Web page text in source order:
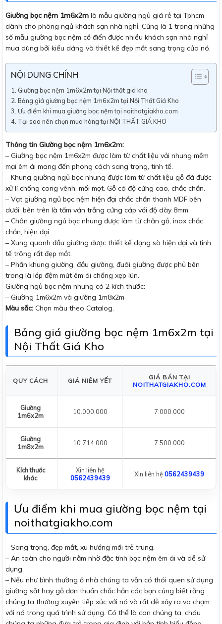
Giường bọc nệm 1m6x2m là mẫu giường ngủ giá rẻ tại Tphcm
dành cho phòng ngủ khách sạn nhà nghỉ. Cũng là 1 trong những
số mẫu giường bọc nệm cổ điển được nhiều khách sạn nhà nghỉ
mua dùng bởi kiểu dáng và thiết kế đẹp mắt sang trọng của nó.
NỘI DUNG CHÍNH
Giường bọc nệm 1m6x2m tại Nội thất giá kho
Bảng giá giường bọc nệm 1m6x2m tại Nội Thất Giá Kho
Ưu điểm khi mua giường bọc nệm tại noithatgiakho.com
Tại sao nên chọn mua hàng tại NỘI THẤT GIÁ KHO
Thông tin Giường bọc nệm 1m6x2m:
– Giường bọc nệm 1m6x2m được làm từ chất liệu vải nhung mềm
mại êm ái mang đến phong cách sang trọng, tinh tế.
– Khung giường ngủ bọc nhung được làm từ chất liệu gỗ đã được
xử lí chống cong vênh, mối mọt. Gỗ có độ cứng cao, chắc chắn.
– Vạt giường ngủ bọc nệm hiện đại chắc chắn thanh MDF bên
dưới, bên trên là tấm ván trắng cứng cáp với độ dày 8mm.
– Chân giường ngủ bọc nhung được làm từ chân gỗ, inox chắc
chắn, hiện đại.
– Xung quanh đầu giường được thiết kế dạng sò hiện đại và tinh
tế trông rất đẹp mắt.
– Phần khung giường, đầu giường, đuôi giường được phủ bên
trong là lớp đệm mút êm ái chống xẹp lún.
Giường ngủ bọc nệm nhung có 2 kích thước:
– Giường 1m6x2m và giường 1m8x2m
Màu sắc: Chọn màu theo Catalog.
Bảng giá giường bọc nệm 1m6x2m tại
Nội Thất Giá Kho
QUY CÁCH GIÁ NIÊM YẾT
GIÁ BÁN TẠI
NOITHATGIAKHO.COM
Giường
1m6x2m
10.000.000 7.000.000
Giường
1m8x2m
10.714.000 7.500.000
Kích thước
khác
Xin liên hệ
0562439439
Xin liên hệ0562439439
Ưu điểm khi mua giường bọc nệm tại
noithatgiakho.com
– Sang trọng, đẹp mắt, xu hướng mới trẻ trung.
– An toàn cho người nằm nhờ đặc tính bọc nệm êm ái và dễ sử
dụng.
– Nếu như bình thường ở nhà chúng ta vẫn có thói quen sử dụng
giường sắt hay gỗ đơn thuần chắc hẳn các bạn củng biết rằng
chúng ta thường xuyên tiếp xúc với nó và rất dễ xảy ra va chạm
với nó trong quá trình sử dụng. Có thể là con chúng ta, cháu